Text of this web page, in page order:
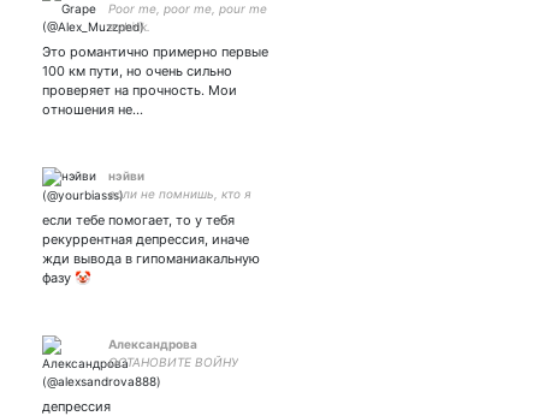
Poor me, poor me, pour me
a drink.
Это романтично примерно первые
100 км пути, но очень сильно
проверяет на прочность. Мои
отношения не…
нэйви
если не помнишь, кто я
если тебе помогает, то у тебя
рекуррентная депрессия, иначе
жди вывода в гипоманиакальную
фазу 🤡
Александрова
ОСТАНОВИТЕ ВОЙНУ
депрессия